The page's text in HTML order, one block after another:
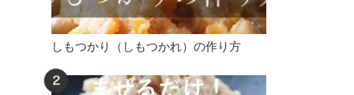
しもつかり（しもつかれ）の作り方